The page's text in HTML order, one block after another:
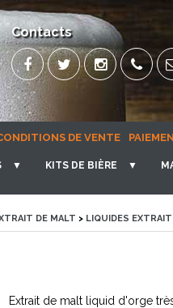
Contacts
DE VENTE
▼ KITS DE BIÈRE ▼
DE MALT > LIQUIDES EXTRAIT
Extrait de malt liquid d'orge